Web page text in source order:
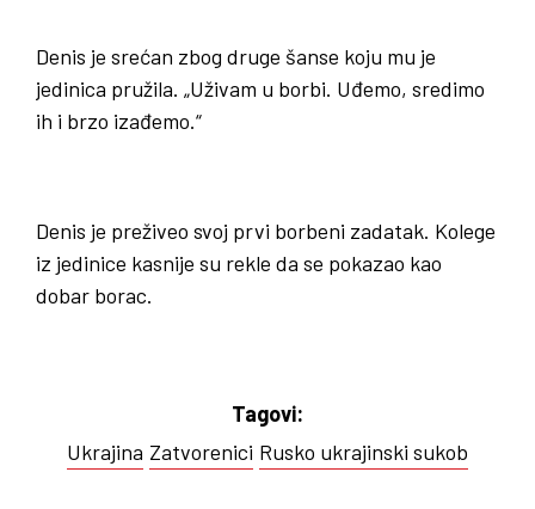
Denis je srećan zbog druge šanse koju mu je
jedinica pružila. „Uživam u borbi. Uđemo, sredimo
ih i brzo izađemo.“
Denis je preživeo svoj prvi borbeni zadatak. Kolege
iz jedinice kasnije su rekle da se pokazao kao
dobar borac.
Tagovi:
Ukrajina Zatvorenici Rusko ukrajinski sukob